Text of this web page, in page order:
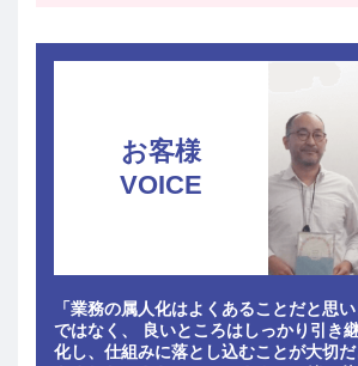
お客様
VOICE
「業務の属人化はよくあることだと思
ではなく、 良いところはしっかり引き
化し、仕組みに落とし込むことが大切